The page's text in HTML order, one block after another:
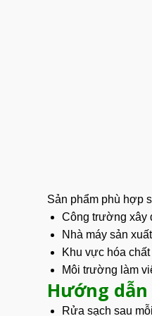
Sản phẩm phù hợp
Công trường xây
Nhà máy sản
Khu vực hóa chất
Môi trường làm
Hướng
Rửa sạch sau